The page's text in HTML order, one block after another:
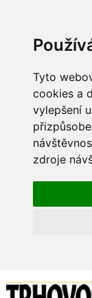
Tyto
cookies a
vylepšení
zdroje